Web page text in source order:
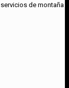
de montaña